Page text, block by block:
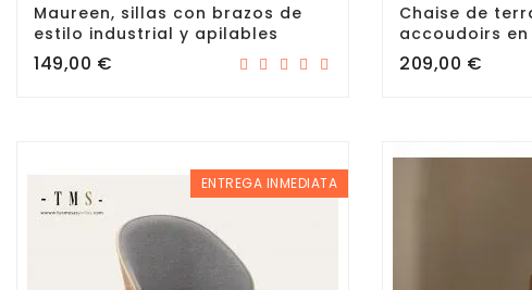
Maureen, sillas con brazos de
estilo industrial y apilables
Prix
149,00 €
Chaise de
accoudoirs
Prix
209,00 €
ENTREGA INMEDIATA